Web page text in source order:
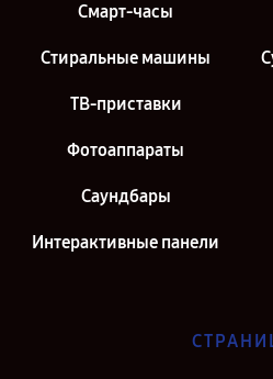
Смарт-часы
Стиральные машины
ТВ-приставки
Фотоаппараты
Саундбары
Интерактивные панели